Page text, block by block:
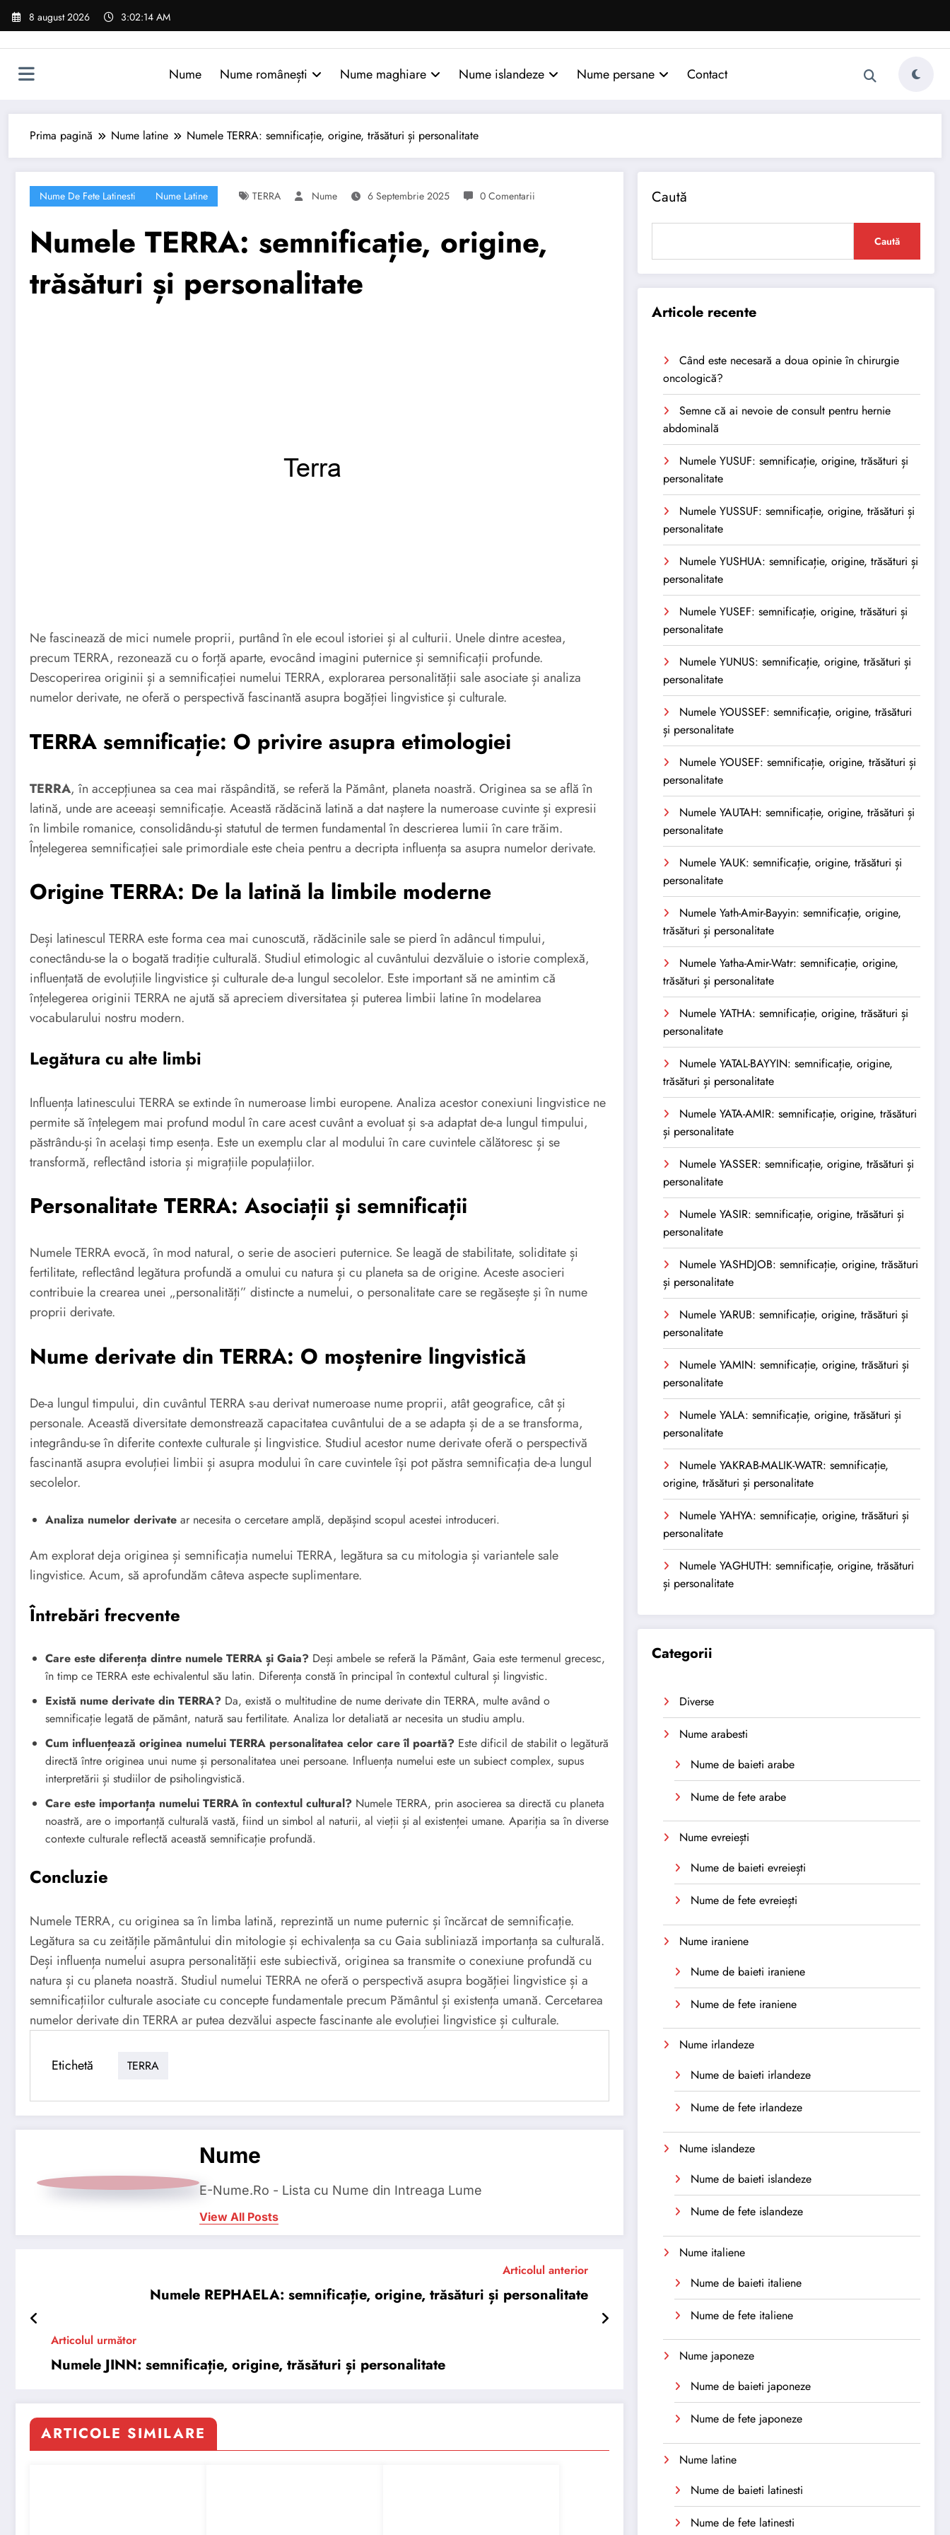
Sari
8 august 2026 3:02:15 AM
Nume Nume românești Nume maghiare Nume islandeze Nume persane Contact
Prima pagină Nume latine Numele TERRA: semnificație, origine, trăsături și personalitate
Nume De Fete Latinesti Nume Latine TERRA Nume 6 Septembrie 2025 0 Comentarii
Numele TERRA: semnificație, origine,
trăsături și personalitate
Ne fascinează de mici numele proprii, purtând în ele ecoul istoriei și al culturii. Unele dintre acestea,
precum TERRA, rezonează cu o forță aparte, evocând imagini puternice și semnificații profunde.
Descoperirea originii și a semnificației numelui TERRA, explorarea personalității sale asociate și analiza
numelor derivate, ne oferă o perspectivă fascinantă asupra bogăției lingvistice și culturale.
TERRA semnificație: O privire asupra etimologiei
TERRA, în accepțiunea sa cea mai răspândită, se referă la Pământ, planeta noastră. Originea sa se află în
latină, unde are aceeași semnificație. Această rădăcină latină a dat naștere la numeroase cuvinte și expresii
în limbile romanice, consolidându-și statutul de termen fundamental în descrierea lumii în care trăim.
Înțelegerea semnificației sale primordiale este cheia pentru a decripta influența sa asupra numelor derivate.
Origine TERRA: De la latină la limbile moderne
Deși latinescul TERRA este forma cea mai cunoscută, rădăcinile sale se pierd în adâncul timpului,
conectându-se la o bogată tradiție culturală. Studiul etimologic al cuvântului dezvăluie o istorie complexă,
influențată de evoluțiile lingvistice și culturale de-a lungul secolelor. Este important să ne amintim că
înțelegerea originii TERRA ne ajută să apreciem diversitatea și puterea limbii latine în modelarea
vocabularului nostru modern.
Legătura cu alte limbi
Influența latinescului TERRA se extinde în numeroase limbi europene. Analiza acestor conexiuni lingvistice ne
permite să înțelegem mai profund modul în care acest cuvânt a evoluat și s-a adaptat de-a lungul timpului,
păstrându-și în același timp esența. Este un exemplu clar al modului în care cuvintele călătoresc și se
transformă, reflectând istoria și migrațiile populațiilor.
Personalitate TERRA: Asociații și semnificații
Numele TERRA evocă, în mod natural, o serie de asocieri puternice. Se leagă de stabilitate, soliditate și
fertilitate, reflectând legătura profundă a omului cu natura și cu planeta sa de origine. Aceste asocieri
contribuie la crearea unei „personalități” distincte a numelui, o personalitate care se regăsește și în nume
proprii derivate.
Nume derivate din TERRA: O moștenire lingvistică
De-a lungul timpului, din cuvântul TERRA s-au derivat numeroase nume proprii, atât geografice, cât și
personale. Această diversitate demonstrează capacitatea cuvântului de a se adapta și de a se transforma,
integrându-se în diferite contexte culturale și lingvistice. Studiul acestor nume derivate oferă o perspectivă
fascinantă asupra evoluției limbii și asupra modului în care cuvintele își pot păstra semnificația de-a lungul
secolelor.
Analiza numelor derivate ar necesita o cercetare amplă, depășind scopul acestei introduceri.
Am explorat deja originea și semnificația numelui TERRA, legătura sa cu mitologia și variantele sale
lingvistice. Acum, să aprofundăm câteva aspecte suplimentare.
Întrebări frecvente
Care este diferența dintre numele TERRA și Gaia? Deși ambele se referă la Pământ, Gaia este termenul grecesc,
în timp ce TERRA este echivalentul său latin. Diferența constă în principal în contextul cultural și lingvistic.
Există nume derivate din TERRA? Da, există o multitudine de nume derivate din TERRA, multe având o
semnificație legată de pământ, natură sau fertilitate. Analiza lor detaliată ar necesita un studiu amplu.
Cum influențează originea numelui TERRA personalitatea celor care îl poartă? Este dificil de stabilit o legătură
directă între originea unui nume și personalitatea unei persoane. Influența numelui este un subiect complex, supus
interpretării și studiilor de psiholingvistică.
Care este importanța numelui TERRA în contextul cultural? Numele TERRA, prin asocierea sa directă cu planeta
noastră, are o importanță culturală vastă, fiind un simbol al naturii, al vieții și al existenței umane. Apariția sa în diverse
contexte culturale reflectă această semnificație profundă.
Concluzie
Numele TERRA, cu originea sa în limba latină, reprezintă un nume puternic și încărcat de semnificație.
Legătura sa cu zeitățile pământului din mitologie și echivalența sa cu Gaia subliniază importanța sa culturală.
Deși influența numelui asupra personalității este subiectivă, originea sa transmite o conexiune profundă cu
natura și cu planeta noastră. Studiul numelui TERRA ne oferă o perspectivă asupra bogăției lingvistice și a
semnificațiilor culturale asociate cu concepte fundamentale precum Pământul și existența umană. Cercetarea
numelor derivate din TERRA ar putea dezvălui aspecte fascinante ale evoluției lingvistice și culturale.
Etichetă TERRA
Nume
E-Nume.Ro - Lista cu Nume din Intreaga Lume
View All Posts
Articolul anterior
Numele REPHAELA: semnificație, origine, trăsături și personalitate
Articolul următor
Numele JINN: semnificație, origine, trăsături și personalitate
ARTICOLE SIMILARE
Caută
Caută
Articole recente
Când este necesară a doua opinie în chirurgie
oncologică?
Semne că ai nevoie de consult pentru hernie
abdominală
Numele YUSUF: semnificație, origine, trăsături și
personalitate
Numele YUSSUF: semnificație, origine, trăsături și
personalitate
Numele YUSHUA: semnificație, origine, trăsături și
personalitate
Numele YUSEF: semnificație, origine, trăsături și
personalitate
Numele YUNUS: semnificație, origine, trăsături și
personalitate
Numele YOUSSEF: semnificație, origine, trăsături
și personalitate
Numele YOUSEF: semnificație, origine, trăsături și
personalitate
Numele YAUTAH: semnificație, origine, trăsături și
personalitate
Numele YAUK: semnificație, origine, trăsături și
personalitate
Numele Yath-Amir-Bayyin: semnificație, origine,
trăsături și personalitate
Numele Yatha-Amir-Watr: semnificație, origine,
trăsături și personalitate
Numele YATHA: semnificație, origine, trăsături și
personalitate
Numele YATAL-BAYYIN: semnificație, origine,
trăsături și personalitate
Numele YATA-AMIR: semnificație, origine, trăsături
și personalitate
Numele YASSER: semnificație, origine, trăsături și
personalitate
Numele YASIR: semnificație, origine, trăsături și
personalitate
Numele YASHDJOB: semnificație, origine, trăsături
și personalitate
Numele YARUB: semnificație, origine, trăsături și
personalitate
Numele YAMIN: semnificație, origine, trăsături și
personalitate
Numele YALA: semnificație, origine, trăsături și
personalitate
Numele YAKRAB-MALIK-WATR: semnificație,
origine, trăsături și personalitate
Numele YAHYA: semnificație, origine, trăsături și
personalitate
Numele YAGHUTH: semnificație, origine, trăsături
și personalitate
Categorii
Diverse
Nume arabesti
Nume de baieti arabe
Nume de fete arabe
Nume evreiești
Nume de baieti evreiești
Nume de fete evreiești
Nume iraniene
Nume de baieti iraniene
Nume de fete iraniene
Nume irlandeze
Nume de baieti irlandeze
Nume de fete irlandeze
Nume islandeze
Nume de baieti islandeze
Nume de fete islandeze
Nume italiene
Nume de baieti italiene
Nume de fete italiene
Nume japoneze
Nume de baieti japoneze
Nume de fete japoneze
Nume latine
Nume de baieti latinesti
Nume de fete latinesti